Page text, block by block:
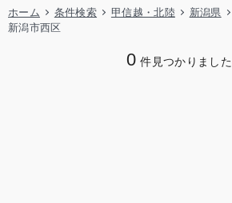
ホーム 条件検索 甲信越・北陸 新潟県
新潟市西区
0 件見つかりました